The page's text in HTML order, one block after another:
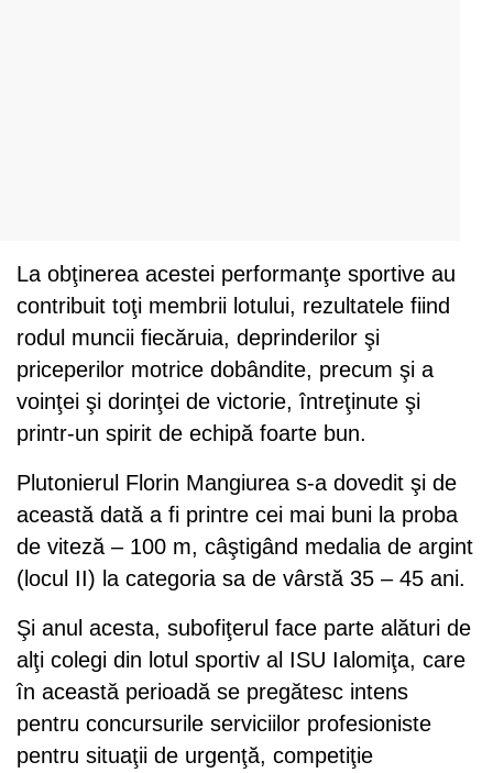
La obţinerea acestei performanţe sportive au
contribuit toţi membrii lotului, rezultatele fiind
rodul muncii fiecăruia, deprinderilor şi
priceperilor motrice dobândite, precum şi a
voinţei şi dorinţei de victorie, întreţinute şi
printr-un spirit de echipă foarte bun.
Plutonierul Florin Mangiurea s-a dovedit şi de
această dată a fi printre cei mai buni la proba
de viteză – 100 m, câştigând medalia de argint
(locul II) la categoria sa de vârstă 35 – 45 ani.
Şi anul acesta, subofiţerul face parte alături de
alţi colegi din lotul sportiv al ISU Ialomiţa, care
în această perioadă se pregătesc intens
pentru concursurile serviciilor profesioniste
pentru situaţii de urgenţă, competiţie